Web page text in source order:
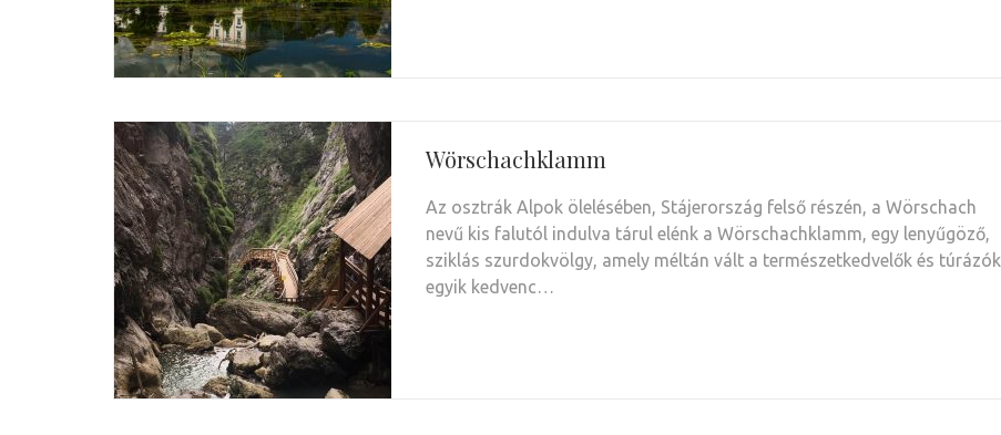
Wörschachklamm
Az osztrák Alpok ölelésében, Stájerország felső részén, a Wörschach
nevű kis falutól indulva tárul elénk a Wörschachklamm, egy lenyűgöző,
sziklás szurdokvölgy, amely méltán vált a természetkedvelők és túrázók
egyik kedvenc…